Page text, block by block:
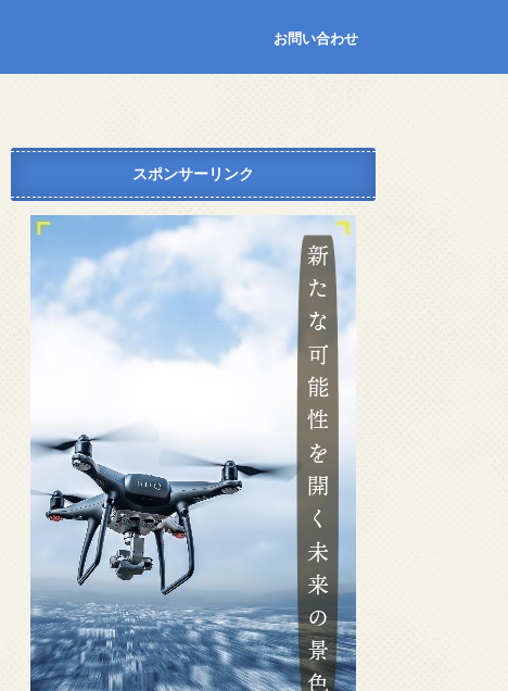
お問い合わせ
スポンサーリンク